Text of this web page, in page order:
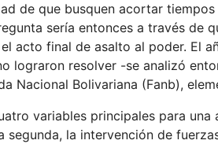
de que busquen acortar
sería entonces a través de
acto final de asalto al poder. El
lograron resolver -se analizó
Nacional Bolivariana (Fanb),
variables principales para
segunda, la intervención de